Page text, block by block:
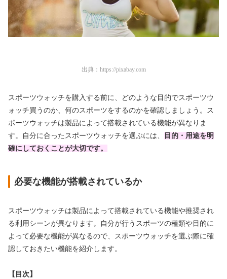
出典： https://pixabay.com
スポーツウォッチを購入する前に、どのような目的でスポーツウ
ォッチ買うのか、何のスポーツをするのかを確認しましょう。ス
ポーツウォッチは製品によって搭載されている機能が異なりま
す。自分に合ったスポーツウォッチを選ぶには、
目的・用途を明
確にしておくことが大切です。
必要な機能が搭載されているか
スポーツウォッチは製品によって搭載されている機能や推奨され
る利用シーンが異なります。自分が行うスポーツの種類や目的に
よって必要な機能が異なるので、スポーツウォッチを選ぶ際に確
認しておきたい機能を紹介します。
【目次】